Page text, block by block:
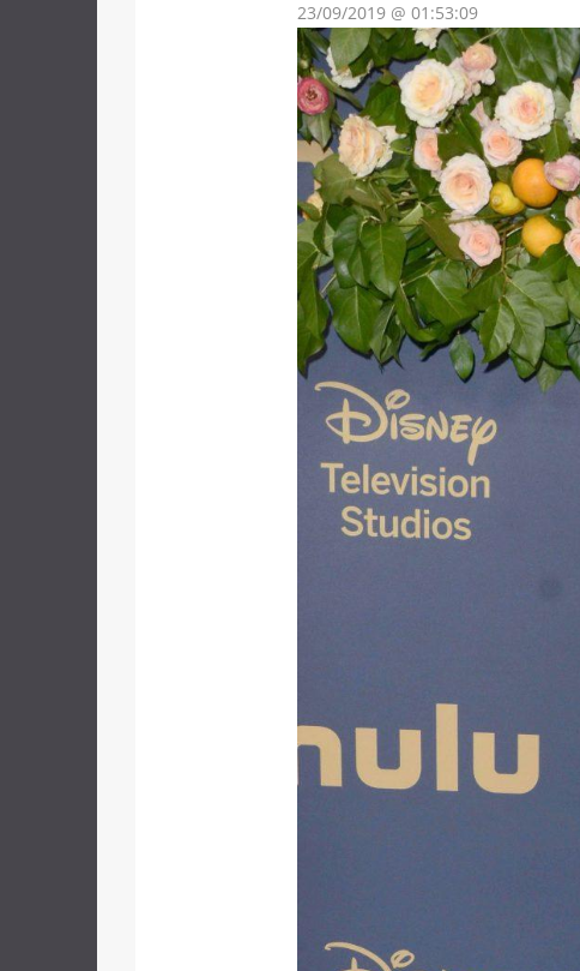
23/09/2019 @ 01:53:09